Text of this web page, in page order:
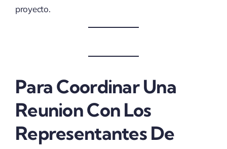
proyecto.
Para Coordinar Una
Reunion Con Los
Representantes De